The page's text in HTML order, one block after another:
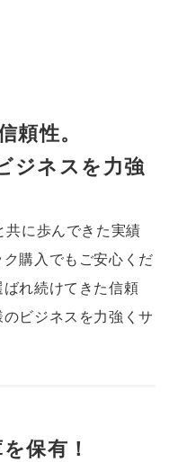
頼性。
ジネスを 力強
共に歩んできた実績
購入でもご安心くだ
れ続けてきた信頼
ビジネスを力強くサ
保有！